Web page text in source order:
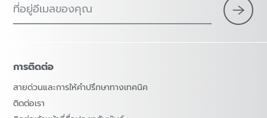
ที่อยู่อีเมลของคุณ
การติดต่อ
สายด่วนและการให้คำปรึกษาทางเทคนิค
ติดต่อเรา